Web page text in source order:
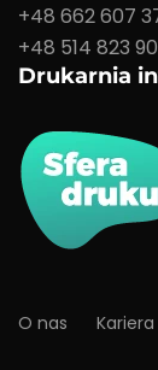
+48 662 607
+48 514 823
Drukarnia
O nas Kariera